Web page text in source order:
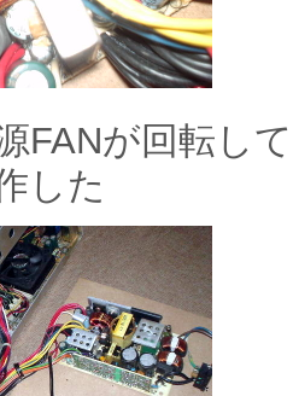
FANが回転し
した